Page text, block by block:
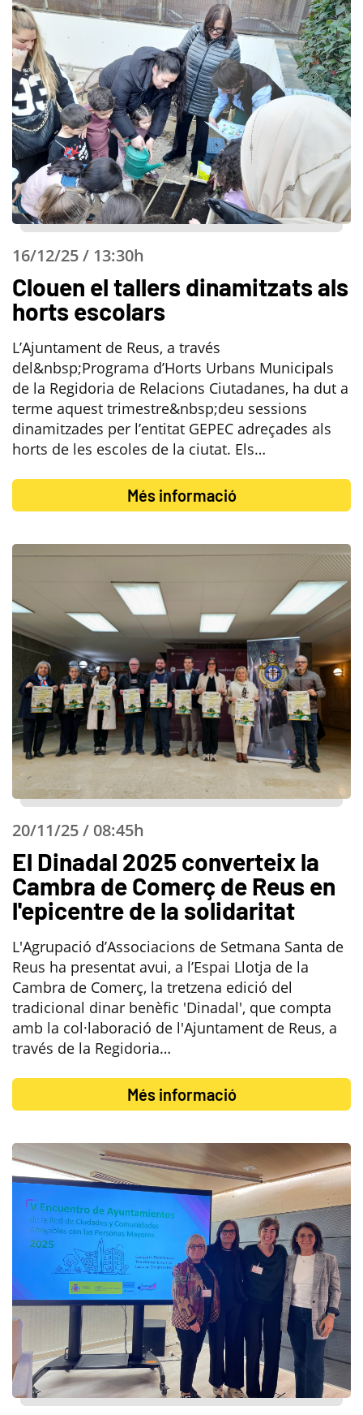
16/12/25 / 13:30h
Clouen el tallers dinamitzats als
horts escolars
L’Ajuntament de Reus, a través
del&nbsp;Programa d’Horts Urbans Municipals
de la Regidoria de Relacions Ciutadanes, ha dut a
terme aquest trimestre&nbsp;deu sessions
dinamitzades per l’entitat GEPEC adreçades als
horts de les escoles de la ciutat. Els…
Més informació
20/11/25 / 08:45h
El Dinadal 2025 converteix la
Cambra de Comerç de Reus en
l'epicentre de la solidaritat
L'Agrupació d’Associacions de Setmana Santa de
Reus ha presentat avui, a l’Espai Llotja de la
Cambra de Comerç, la tretzena edició del
tradicional dinar benèfic 'Dinadal', que compta
amb la col·laboració de l'Ajuntament de Reus, a
través de la Regidoria…
Més informació